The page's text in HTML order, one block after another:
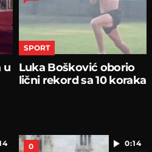
u
SPORT
Luka Bošković oborio
lični rekord sa 10 koraka
0:14
0